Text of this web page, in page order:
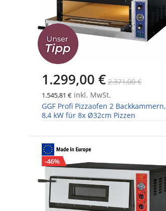
1.299,00 € 2.371,00 €
1.545,81 € inkl. MwSt.
GGF Profi Pizzaofen 2 Backkammern,
8,4 kW für 8x Ø32cm Pizzen
-46%